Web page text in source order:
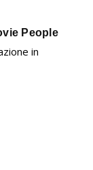
People
in